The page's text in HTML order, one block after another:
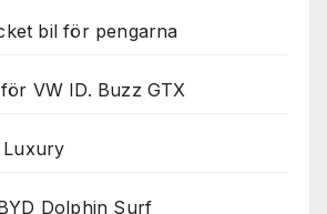
bil för pengarna
VW ID. Buzz GTX
Luxury
Dolphin Surf